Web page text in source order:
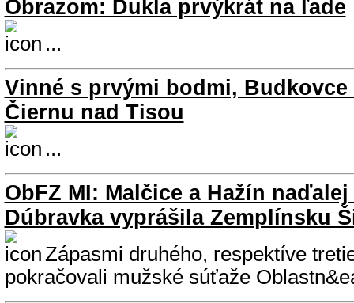
Obrazom: Dukla prvýkrát na ľade
...
Vinné s prvými bodmi,
Čiernu nad Tisou
...
ObFZ MI: Malčice a Hažín
Dúbravka vyprášila Zemplínsku
Zápasmi druhého, respektíve
pokračovali mužské súťaže